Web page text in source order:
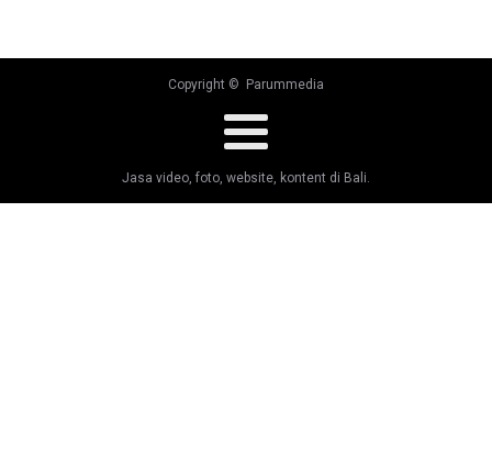
Copyright © Parummedia
Jasa video, foto, website, kontent di Bali.